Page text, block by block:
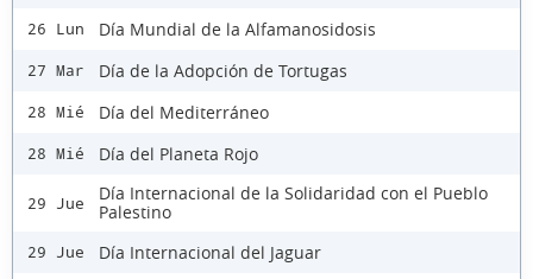
26 Lun Día Mundial de la Alfamanosidosis
27 Mar Día de la Adopción de Tortugas
28 Mié Día del Mediterráneo
28 Mié Día del Planeta Rojo
29 Jue
Día Internacional de la Solidaridad con el Pueblo
Palestino
29 Jue Día Internacional del Jaguar